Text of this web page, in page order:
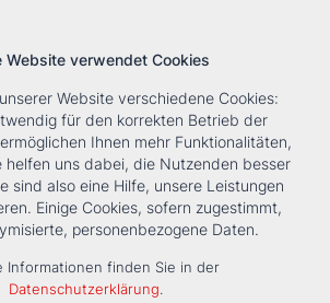
Karriere KontaktSuche
› KÄLTE/KLIMA › FANCOILS ›
ESTRO FC 5
Website verwendet Cookies
Website verschiedene Cookies:
für den korrekten Betrieb der
Ihnen mehr Funktionalitäten,
helfen uns dabei, die Nutzenden besser
sind also eine Hilfe, unsere Leistungen
Einige Cookies, sofern zugestimmt,
personenbezogene Daten.
Informationen finden Sie in der
Datenschutzerklärung.